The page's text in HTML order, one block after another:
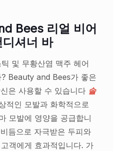
Bees 리얼 비어
셔너 바
및 무황산염 맥주 헤어
Beauty and Bees가 좋은
은 사용할 수 있습니다 솔
적인 모발과 화학적으로
모발에 영양을 공급합니
듬으로 자극받은 두피와
객에게 효과적입니다. 가